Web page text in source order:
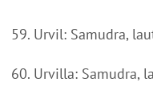
59. Urvil: Samudra,
60. Urvilla: Samudra,